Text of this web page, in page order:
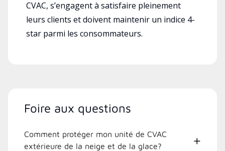
CVAC, s’engagent à satisfaire pleinement
leurs clients et doivent maintenir un indice 4-
star parmi les consommateurs.
Foire aux questions
Comment protéger mon unité de CVAC
extérieure de la neige et de la glace?